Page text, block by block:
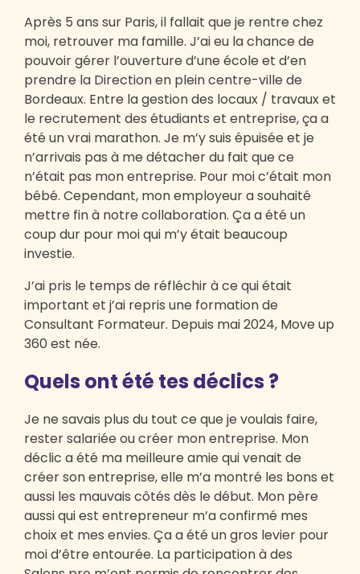
Après 5 ans sur Paris, il fallait que je rentre chez
moi, retrouver ma famille. J’ai eu la chance de
pouvoir gérer l’ouverture d’une école et d’en
prendre la Direction en plein centre-ville de
Bordeaux. Entre la gestion des locaux / travaux et
le recrutement des étudiants et entreprise, ça a
été un vrai marathon. Je m’y suis épuisée et je
n’arrivais pas à me détacher du fait que ce
n’était pas mon entreprise. Pour moi c’était mon
bébé. Cependant, mon employeur a souhaité
mettre fin à notre collaboration. Ça a été un
coup dur pour moi qui m’y était beaucoup
investie.
J’ai pris le temps de réfléchir à ce qui était
important et j’ai repris une formation de
Consultant Formateur. Depuis mai 2024, Move up
360 est née.
Quels ont été tes déclics ?
Je ne savais plus du tout ce que je voulais faire,
rester salariée ou créer mon entreprise. Mon
déclic a été ma meilleure amie qui venait de
créer son entreprise, elle m’a montré les bons et
aussi les mauvais côtés dès le début. Mon père
aussi qui est entrepreneur m’a confirmé mes
choix et mes envies. Ça a été un gros levier pour
moi d’être entourée. La participation à des